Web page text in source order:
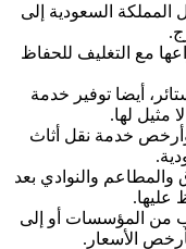
السعودية إلى
مع التغليف للحفاظ
أيضا توفير خدمة
مثيل لها.
خدمة نقل أثاث
والمطاعم والنوادي بعد
عليها.
من المؤسسات أو إلى
الأسعار.